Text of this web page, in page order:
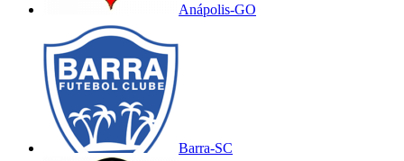
Anápolis-GO
Barra-SC